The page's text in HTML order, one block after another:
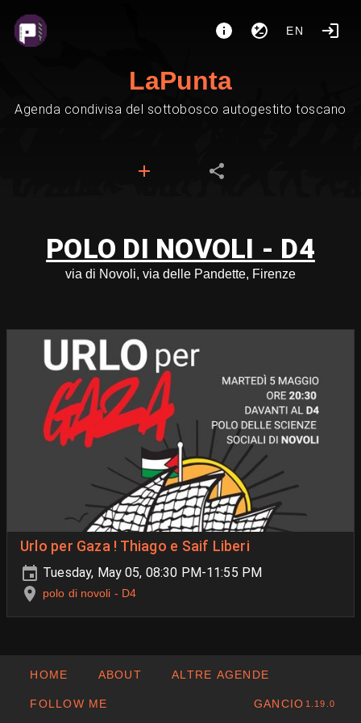
EN
LaPunta
Agenda condivisa del sottobosco autogestito toscano
POLO DI NOVOLI - D4
via di Novoli, via delle Pandette, Firenze
Urlo per Gaza ! Thiago e Saif Liberi
Tuesday, May 05, 08:30 PM-11:55 PM
polo di novoli - D4
HOME ABOUT ALTRE AGENDE
FOLLOW ME GANCIO 1.19.0